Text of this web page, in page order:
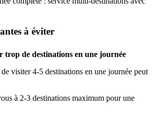
à éviter
trop de destinations en une journée
de visiter 4-5 destinations en une journée peut
à 2-3 destinations maximum pour une